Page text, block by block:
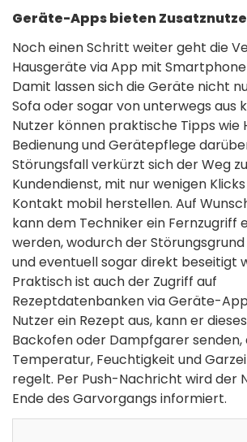
Geräte-Apps bieten
Noch einen Schritt weiter geht die
Hausgeräte via App mit
Damit lassen sich die Geräte nicht
Sofa oder sogar von unterwegs aus
Nutzer können praktische Tipps wie
Bedienung und Gerätepflege
Störungsfall verkürzt sich der Weg
Kundendienst, mit nur wenigen
Kontakt mobil herstellen. Auf
kann dem Techniker ein Fernzugriff
werden, wodurch der
und eventuell sogar direkt beseitigt
Praktisch ist auch der Zugriff auf
Rezeptdatenbanken via Geräte-
Nutzer ein Rezept aus, kann er
Backofen oder Dampfgarer senden,
Temperatur, Feuchtigkeit und
regelt. Per Push-Nachricht wird der
Ende des Garvorgangs informiert.